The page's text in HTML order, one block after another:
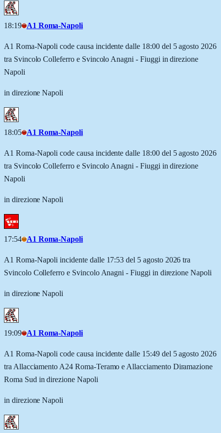
18:19 A1 Roma-Napoli
A1 Roma-Napoli code causa incidente dalle 18:00 del 5 agosto 2026
tra Svincolo Colleferro e Svincolo Anagni - Fiuggi in direzione
Napoli
in direzione Napoli
18:05 A1 Roma-Napoli
A1 Roma-Napoli code causa incidente dalle 18:00 del 5 agosto 2026
tra Svincolo Colleferro e Svincolo Anagni - Fiuggi in direzione
Napoli
in direzione Napoli
17:54 A1 Roma-Napoli
A1 Roma-Napoli incidente dalle 17:53 del 5 agosto 2026 tra
Svincolo Colleferro e Svincolo Anagni - Fiuggi in direzione Napoli
in direzione Napoli
19:09 A1 Roma-Napoli
A1 Roma-Napoli code causa incidente dalle 15:49 del 5 agosto 2026
tra Allacciamento A24 Roma-Teramo e Allacciamento Diramazione
Roma Sud in direzione Napoli
in direzione Napoli